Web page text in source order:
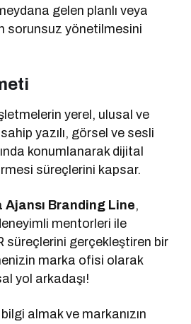
gelen planlı veya
sorunsuz yönetilmesini
yerel, ulusal ve
yazılı, görsel ve sesli
konumlanarak dijital
süreçlerini kapsar.
Branding Line,
mentorleri ile
süreçlerini gerçekleştiren bir
marka ofisi olarak
yol arkadaşı!
almak ve markanızın